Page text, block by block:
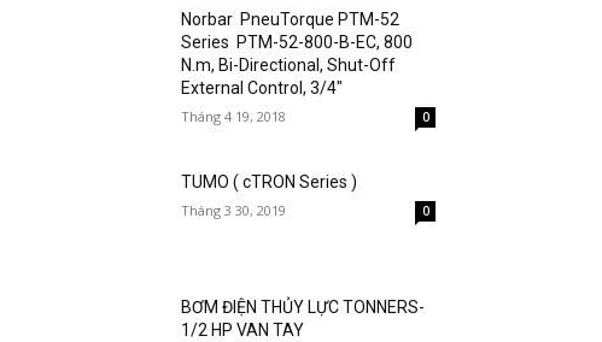
Norbar PneuTorque PTM-52
Series PTM-52-800-B-EC, 800
N.m, Bi-Directional, Shut-Off
External Control, 3/4″
Tháng 4 19, 2018 0
TUMO ( cTRON Series )
Tháng 3 30, 2019 0
BƠM ĐIỆN THỦY LỰC TONNERS-
1/2 HP VAN TAY